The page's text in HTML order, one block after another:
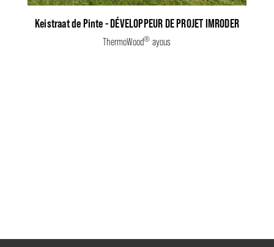
Keistraat de Pinte - DÉVELOPPEUR DE PROJET IMRODER
ThermoWood® ayous